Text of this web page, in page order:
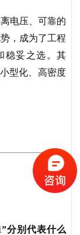
电压、可靠的
，成为了工程
稳妥之选。其
型化、高密度
分别代表什么